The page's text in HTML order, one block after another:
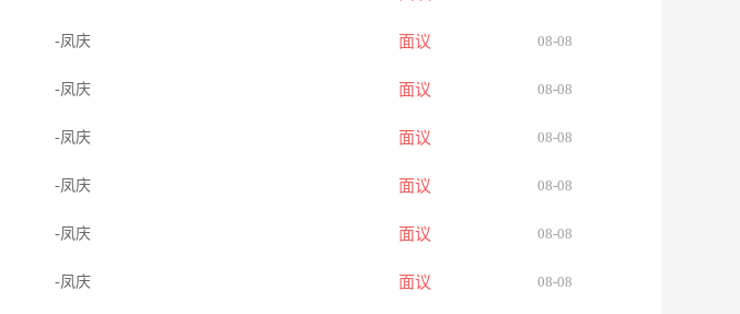
-凤庆 面议 08-08
-凤庆 面议 08-08
-凤庆 面议 08-08
-凤庆 面议 08-08
-凤庆 面议 08-08
-凤庆 面议 08-08